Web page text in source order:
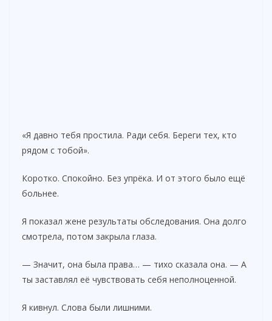
«Я давно тебя простила. Ради себя. Береги тех, кто
рядом с тобой».
Коротко. Спокойно. Без упрёка. И от этого было ещё
больнее.
Я показал жене результаты обследования. Она долго
смотрела, потом закрыла глаза.
— Значит, она была права… — тихо сказала она. — А
ты заставлял её чувствовать себя неполноценной.
Я кивнул. Слова были лишними.